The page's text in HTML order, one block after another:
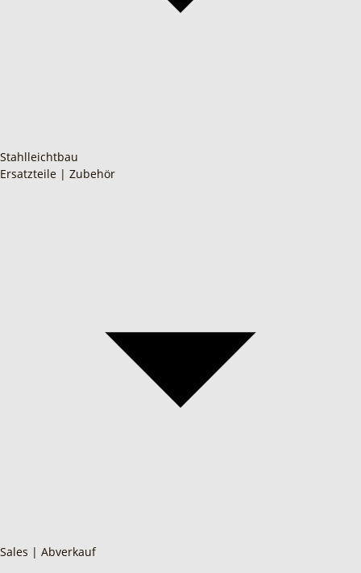
Stahlleichtbau
Ersatzteile | Zubehör
Sales | Abverkauf